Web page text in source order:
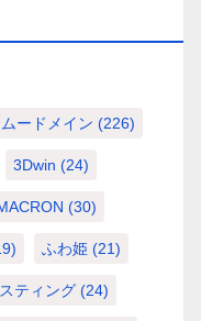
ードメイン (226)
3Dwin (24)
(30)
ふわ姫 (21)
ティング (24)